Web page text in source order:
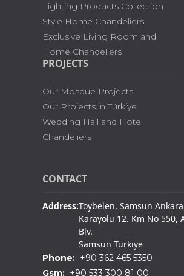
Lighting Products Collection
Style Home Chandeliers
Exclusive Living Room and
Home Chandeliers
PROJECTS
Our Mosque Projects
Our Projects in Türkiye
Wedding Hall and Hotel
Chandeliers
CONTACT
Address:Toybelen, Samsun Ankara
Karayolu 12. Km No 550,
Blv.
Samsun Türkiye
Phone: +90 362 465 5350
Gsm: +90 533 300 81 00